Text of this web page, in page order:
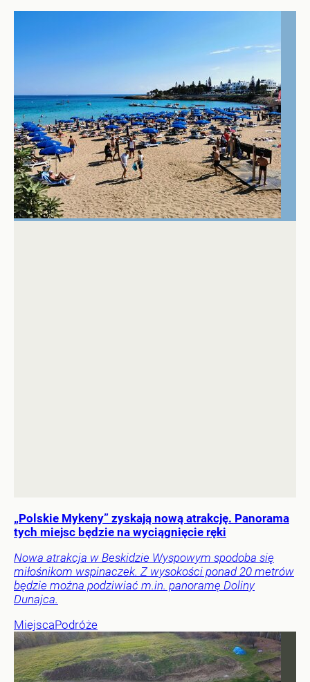
„Polskie Mykeny” zyskają nową atrakcję. Panorama
tych miejsc będzie na wyciągnięcie ręki
Nowa atrakcja w Beskidzie Wyspowym spodoba się
miłośnikom wspinaczek. Z wysokości ponad 20 metrów
będzie można podziwiać m.in. panoramę Doliny
Dunajca.
MiejscaPodróże